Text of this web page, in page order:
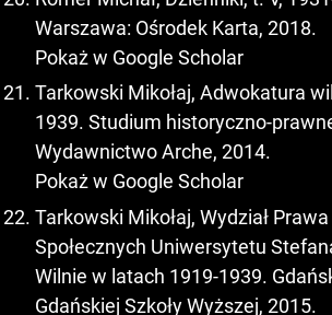
Warszawa: Ośrodek Karta, 2018.
Pokaż w Google Scholar
Tarkowski Mikołaj, Adwokatura
1939. Studium historyczno-
Wydawnictwo Arche, 2014.
Pokaż w Google Scholar
Tarkowski Mikołaj, Wydział
Społecznych Uniwersytetu
Wilnie w latach 1919-1939.
Gdańskiej Szkoły Wyższej, 2015.